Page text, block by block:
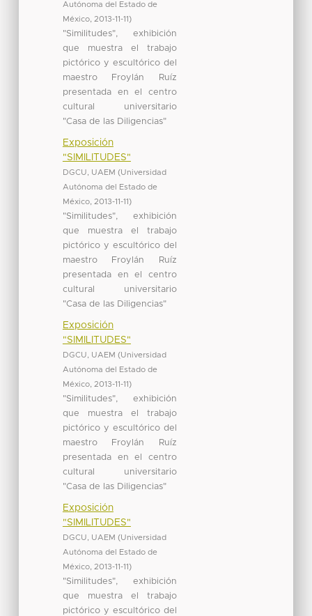
Autónoma del Estado de
México, 2013-11-11)
"Similitudes", exhibición
que muestra el trabajo
pictórico y escultórico del
maestro Froylán Ruíz
presentada en el centro
cultural universitario
"Casa de las Diligencias"
Exposición
"SIMILITUDES"
DGCU, UAEM (Universidad
Autónoma del Estado de
México, 2013-11-11)
"Similitudes", exhibición
que muestra el trabajo
pictórico y escultórico del
maestro Froylán Ruíz
presentada en el centro
cultural universitario
"Casa de las Diligencias"
Exposición
"SIMILITUDES"
DGCU, UAEM (Universidad
Autónoma del Estado de
México, 2013-11-11)
"Similitudes", exhibición
que muestra el trabajo
pictórico y escultórico del
maestro Froylán Ruíz
presentada en el centro
cultural universitario
"Casa de las Diligencias"
Exposición
"SIMILITUDES"
DGCU, UAEM (Universidad
Autónoma del Estado de
México, 2013-11-11)
"Similitudes", exhibición
que muestra el trabajo
pictórico y escultórico del